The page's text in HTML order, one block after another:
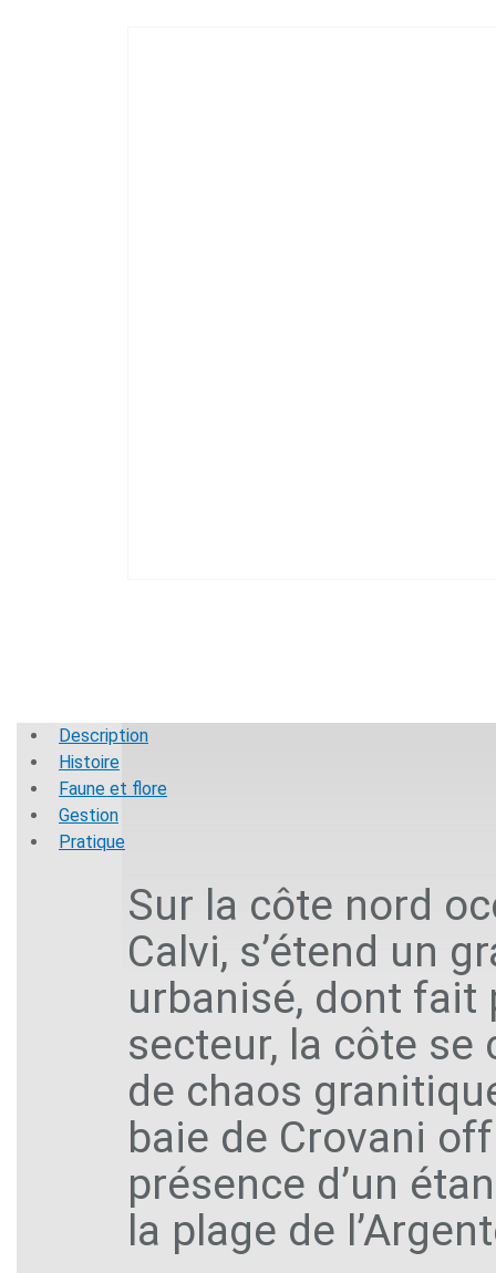
Description
Histoire
Faune et flore
Gestion
Pratique
Sur la côte nord
Calvi, s’étend un
urbanisé, dont fait
secteur, la côte se
de chaos
baie de Crovani
présence d’un
la plage de